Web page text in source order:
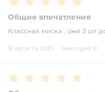
Общие впечатления
Классная миска , уже 3 шт
16 августа 2025 · Виктория Р.
Рейтинг:5